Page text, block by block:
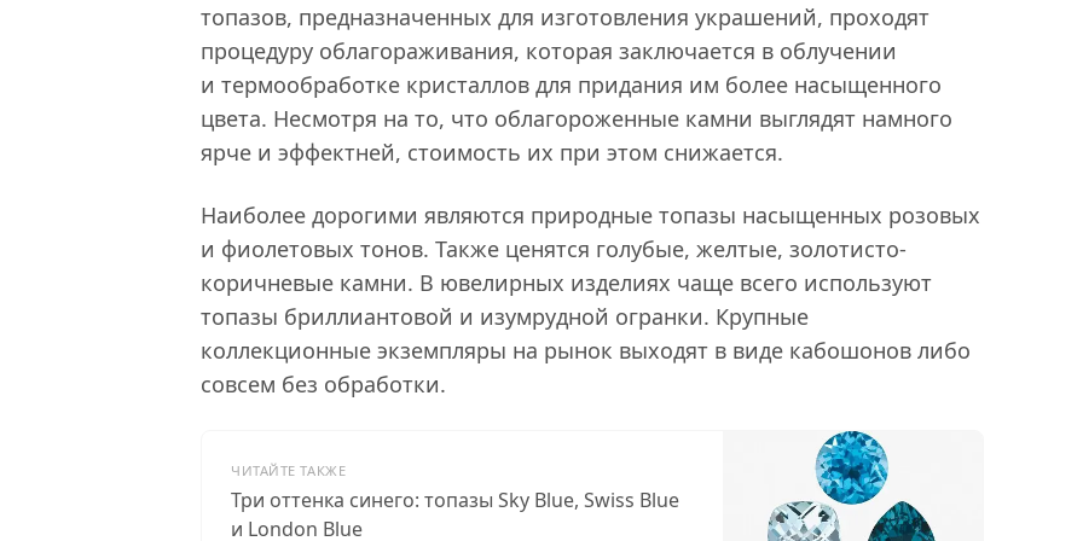
топазов, предназначенных для изготовления украшений, проходят
процедуру облагораживания, которая заключается в облучении
и термообработке кристаллов для придания им более насыщенного
цвета. Несмотря на то, что облагороженные камни выглядят намного
ярче и эффектней, стоимость их при этом снижается.
Наиболее дорогими являются природные топазы насыщенных розовых
и фиолетовых тонов. Также ценятся голубые, желтые, золотисто-
коричневые камни. В ювелирных изделиях чаще всего используют
топазы бриллиантовой и изумрудной огранки. Крупные
коллекционные экземпляры на рынок выходят в виде кабошонов либо
совсем без обработки.
ЧИТАЙТЕ ТАКЖЕ
Три оттенка синего: топазы Sky Blue, Swiss Blue
и London Blue